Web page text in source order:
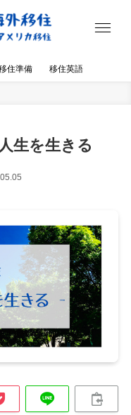
住準備 移住英語
生を生きる